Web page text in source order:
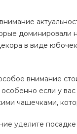
доминировали
в виде
внимание
если у
чашечками,
уделите